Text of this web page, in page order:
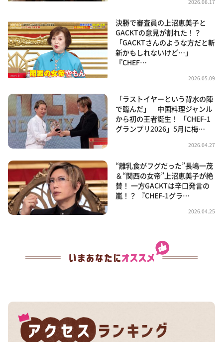
2026.06.17
決勝で審査員の上沼恵美子と
GACKTの意見が割れた！？
「GACKTさんのような方だと斬
新かもしれないけど…」
『CHEF…
2026.05.09
「ラストイヤーという背水の陣
で臨んだ」 中国料理ジャンル
から初の王者誕生！ 「CHEF-1
グランプリ2026」5月に梅…
2026.04.27
“離乳食がフグだった”長嶋一茂
＆“関西の女帝”上沼恵美子が絶
賛！ 一方GACKTは辛口発言の
嵐！？ 『CHEF-1グラ…
2026.04.25